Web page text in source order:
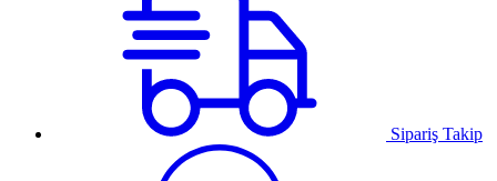
Sipariş Takip